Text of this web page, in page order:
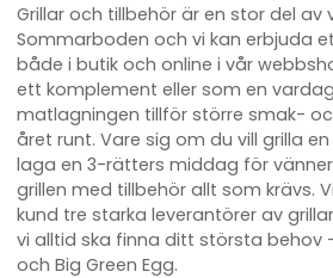
Grillar och tillbehör är en stor del av
Sommarboden och vi kan erbjuda
både i butik och online i vår
ett komplement eller som en
matlagningen tillför större smak-
året runt. Vare sig om du vill grilla
laga en 3-rätters middag för
grillen med tillbehör allt som krävs.
kund tre starka leverantörer av
vi alltid ska finna ditt största behov
och Big Green Egg.